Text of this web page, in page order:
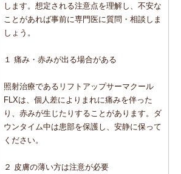
します。想定される注意点を理解し、不安な
ことがあれば事前に専門医に質問・相談しま
しょう。
１ 痛み・赤みが出る場合がある
照射治療であるリフトアップサーマクール
FLXは、個人差によりまれに痛みを伴った
り、赤みが生じたりすることがあります。ダ
ウンタイム中は患部を保護し、安静に保って
ください。
２ 皮膚の薄い方は注意が必要